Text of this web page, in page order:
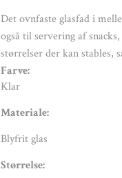
Det ovnfaste glasfad i
også til servering af
størrelser der kan stables,
Farve:
Klar
Materiale:
Blyfrit glas
Størrelse: